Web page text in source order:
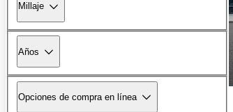
Millaje
Años
Opciones de compra en línea